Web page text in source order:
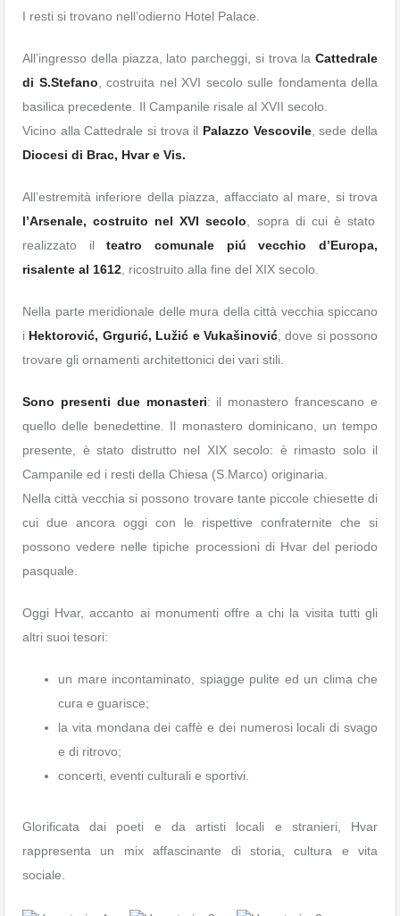
I resti si trovano nell’odierno Hotel Palace.
All’ingresso della piazza, lato parcheggi, si trova la Cattedrale
di S.Stefano , costruita nel XVI secolo sulle fondamenta della
basilica precedente. Il Campanile risale al XVII secolo.
Vicino alla Cattedrale si trova il Palazzo Vescovile, sede della
Diocesi di Brac, Hvar e Vis.
All’estremità inferiore della piazza, affacciato al mare, si trova
l’Arsenale, costruito nel XVI secolo , sopra di cui è stato
realizzato ilteatro comunale piú vecchio d’Europa,
risalente al 1612 , ricostruito alla fine del XIX secolo.
Nella parte meridionale delle mura della città vecchia spiccano
i Hektorović, Grgurić, Lužić e Vukašinović, dove si possono
trovare gli ornamenti architettonici dei vari stili.
Sono presenti due monasteri: il monastero francescano e
quello delle benedettine. Il monastero dominicano, un tempo
presente, è stato distrutto nel XIX secolo: è rimasto solo il
Campanile ed i resti della Chiesa (S.Marco) originaria.
Nella città vecchia si possono trovare tante piccole chiesette di
cui due ancora oggi con le rispettive confraternite che si
possono vedere nelle tipiche processioni di Hvar del periodo
pasquale.
Oggi Hvar, accanto ai monumenti offre a chi la visita tutti gli
altri suoi tesori:
un mare incontaminato, spiagge pulite ed un clima che
cura e guarisce;
la vita mondana dei caffè e dei numerosi locali di svago
e di ritrovo;
concerti, eventi culturali e sportivi.
Glorificata dai poeti e da artisti locali e stranieri, Hvar
rappresenta un mix affascinante di storia, cultura e vita
sociale.